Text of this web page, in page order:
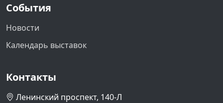
События
Новости
Календарь выставок
Контакты
Ленинский проспект, 140-Л